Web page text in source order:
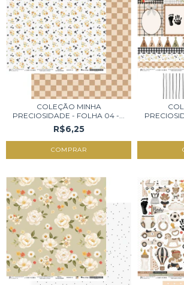
COLEÇÃO MINHA
PRECIOSIDADE - FOLHA 04 -...
R$6,25